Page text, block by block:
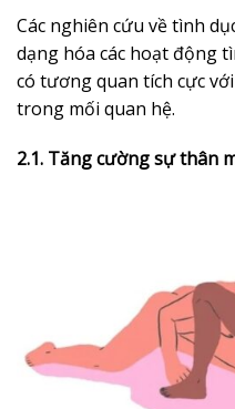
Các nghiên cứu về tình
dạng hóa các hoạt động
có tương quan tích cực
trong mối quan hệ.
2.1. Tăng cường sự thân